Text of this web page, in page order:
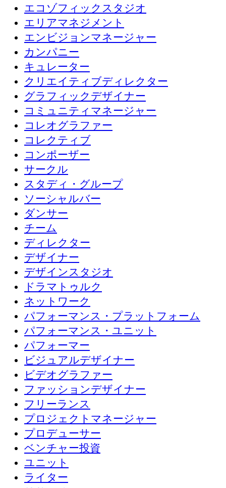
エコゾフィックスタジオ
エリアマネジメント
エンビジョンマネージャー
カンパニー
キュレーター
クリエイティブディレクター
グラフィックデザイナー
コミュニティマネージャー
コレオグラファー
コレクティブ
コンポーザー
サークル
スタディ・グループ
ソーシャルバー
ダンサー
チーム
ディレクター
デザイナー
デザインスタジオ
ドラマトゥルク
ネットワーク
パフォーマンス・プラットフォーム
パフォーマンス・ユニット
パフォーマー
ビジュアルデザイナー
ビデオグラファー
ファッションデザイナー
フリーランス
プロジェクトマネージャー
プロデューサー
ベンチャー投資
ユニット
ライター